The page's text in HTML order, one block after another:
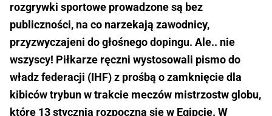
rozgrywki sportowe prowadzone są bez
publiczności, na co narzekają zawodnicy,
przyzwyczajeni do głośnego dopingu. Ale.. nie
wszyscy! Piłkarze ręczni wystosowali pismo do
władz federacji (IHF) z prośbą o zamknięcie dla
kibiców trybun w trakcie meczów mistrzostw globu,
które 13 stycznia rozpoczną się w Egipcie. W